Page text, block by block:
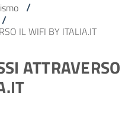
/
/
IL WIFI BY ITALIA.IT
ATTRAVERSO